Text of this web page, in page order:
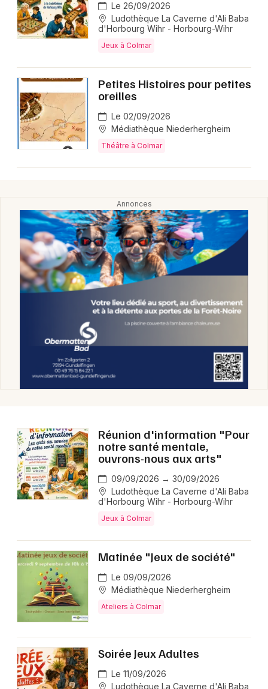
Le 26/09/2026
Ludothèque La Caverne d'Ali Baba
d'Horbourg Wihr - Horbourg-Wihr
Jeux à Colmar
Petites Histoires pour petites
oreilles
Le 02/09/2026
Médiathèque Niederhergheim
Théâtre à Colmar
Réunion d'information "Pour
notre santé mentale,
ouvrons-nous aux arts"
09/09/2026 → 30/09/2026
Ludothèque La Caverne d'Ali Baba
d'Horbourg Wihr - Horbourg-Wihr
Jeux à Colmar
Matinée "Jeux de société"
Le 09/09/2026
Médiathèque Niederhergheim
Ateliers à Colmar
Soirée Jeux Adultes
Le 11/09/2026
Ludothèque La Caverne d'Ali Baba